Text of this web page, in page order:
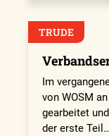
TRUDE
Im
von WOSM
gearbeitet
der erste Teil…